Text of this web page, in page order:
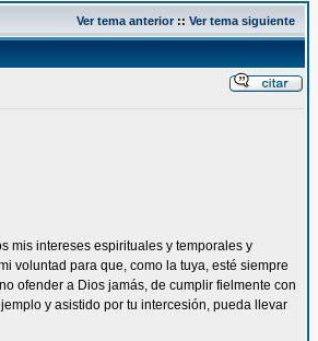
Ver tema anterior:: Ver tema siguiente
mis intereses espirituales y temporales y
voluntad para que, como la tuya, esté siempre
ofender a Dios jamás, de cumplir fielmente con
y asistido por tu intercesión, pueda llevar